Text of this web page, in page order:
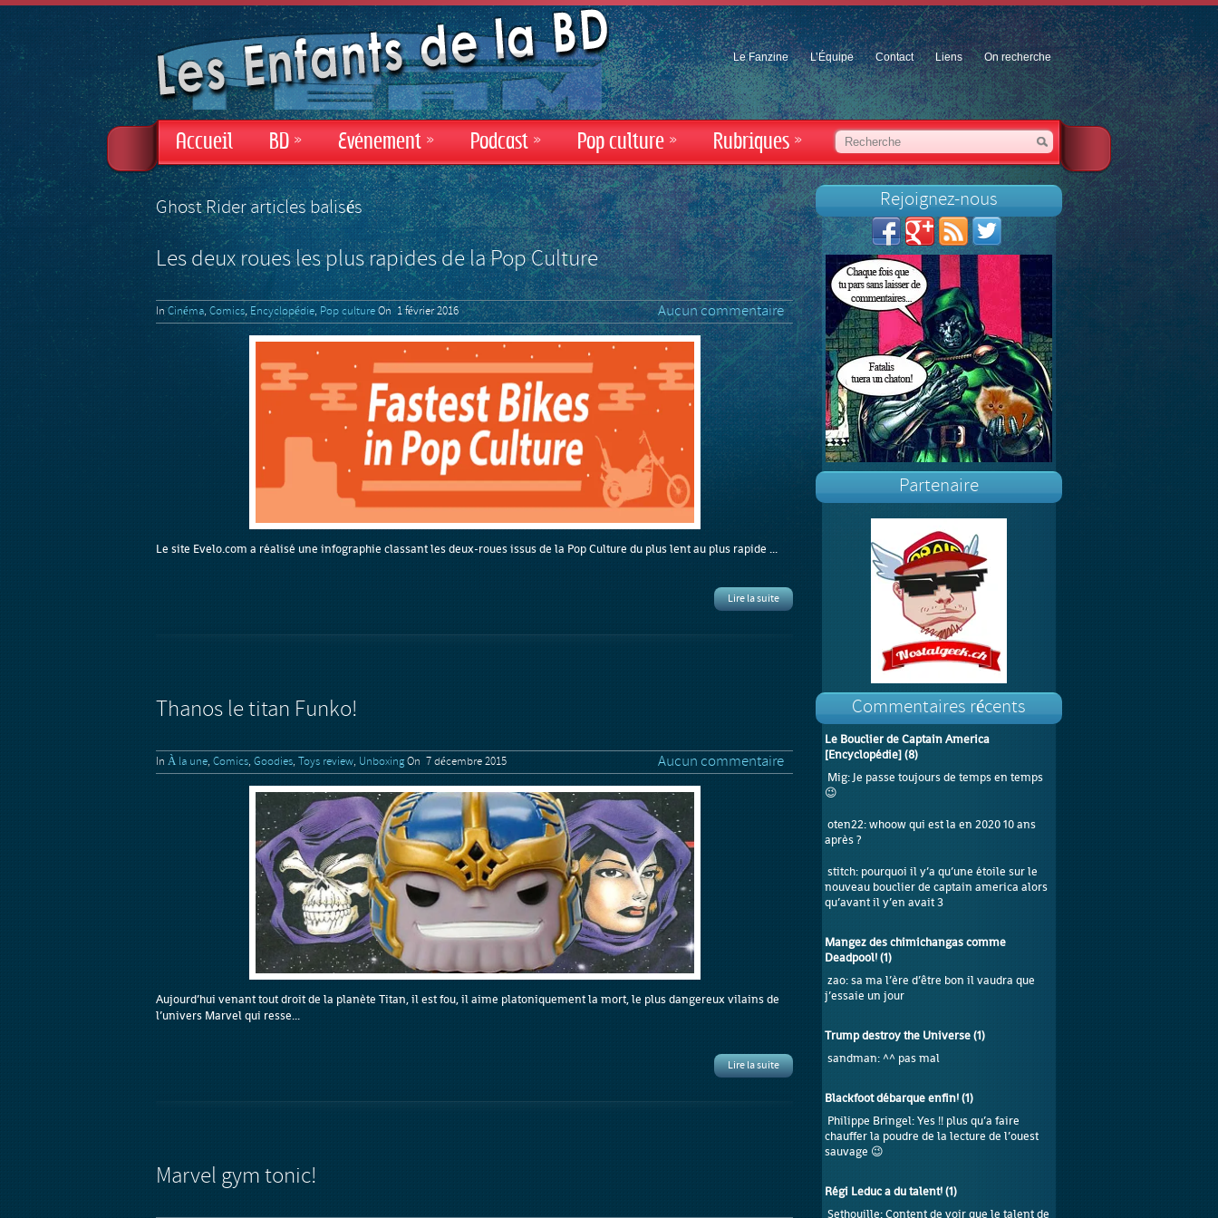
Le Fanzine L’Équipe Contact Liens On recherche
Accueil BD » Evénement » Podcast » Pop culture » Rubriques »
Rejoignez-nous
Partenaire
Commentaires récents
Le Bouclier de Captain America
[Encyclopédie](8)
Mig: Je passe toujours de temps en temps
😉
oten22: whoow qui est la en 2020 10 ans
après ?
stitch: pourquoi il y’a qu’une étoile sur le
nouveau bouclier de captain america alors
qu’avant il y’en avait 3
Mangez des chimichangas comme
Deadpool!(1)
zao: sa ma l’ère d’être bon il vaudra que
j’essaie un jour
Trump destroy the Universe(1)
sandman: ^^ pas mal
Blackfoot débarque enfin!(1)
Philippe Bringel: Yes !! plus qu’a faire
chauffer la poudre de la lecture de l’ouest
sauvage 😉
Régi Leduc a du talent!(1)
Sethouille: Content de voir que le talent de
Ghost Rider articles balisés
Les deux roues les plus rapides de la Pop Culture
Aucun commentaire
InCinéma, Comics, Encyclopédie, Pop culture On 1 février 2016
Le site Evelo.com a réalisé une infographie classant les deux-roues issus de la Pop Culture du plus lent au plus rapide ...
Lire la suite
Thanos le titan Funko!
Aucun commentaire
In À la une, Comics, Goodies, Toys review, Unboxing On 7 décembre 2015
Aujourd’hui venant tout droit de la planète Titan, il est fou, il aime platoniquement la mort, le plus dangereux vilains de
l’univers Marvel qui resse...
Lire la suite
Marvel gym tonic!